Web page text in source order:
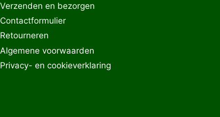
Verzenden en bezorgen
Contactformulier
Retourneren
Algemene voorwaarden
Privacy- en cookieverklaring